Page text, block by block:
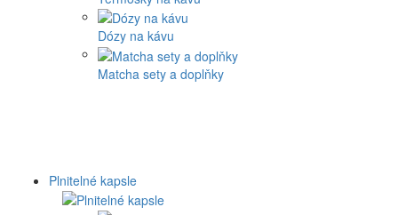
Dózy na kávu
Matcha sety a doplňky
Plnitelné kapsle